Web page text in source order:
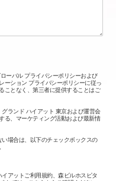
ーバル プライバシーポリシーおよび
ーション プライバシーポリシーに従っ
ことなく、第三者に提供することはご
ランド ハイアット 東京および運営会
る、マーケティング活動および最新情
場合は、以下のチェックボックスの
アットご利用規約、森ビルホスピタ